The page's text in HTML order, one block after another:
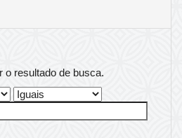
o resultado de busca.